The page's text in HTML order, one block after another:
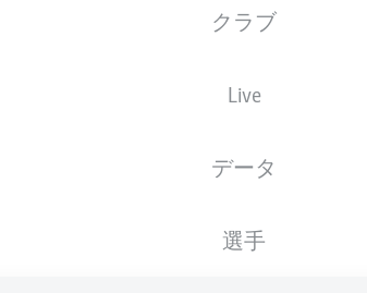
クラブ
Live
データ
選手
03.11.1991